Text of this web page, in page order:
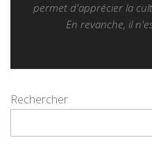
permet d'apprécier la
En revanche, il
Rechercher